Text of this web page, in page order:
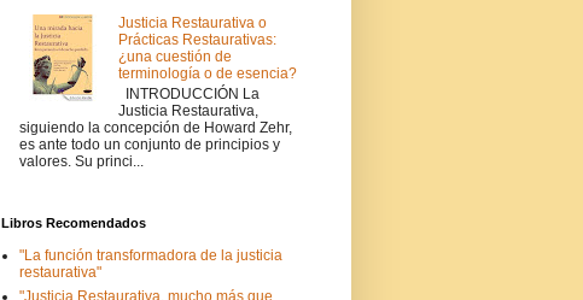
Justicia Restaurativa o
Prácticas Restaurativas:
¿una cuestión de
terminología o de esencia?
INTRODUCCIÓN La
Justicia Restaurativa,
siguiendo la concepción de Howard Zehr,
es ante todo un conjunto de principios y
valores. Su princi...
Libros Recomendados
"La función transformadora de la justicia
restaurativa"
"Justicia Restaurativa, mucho más que